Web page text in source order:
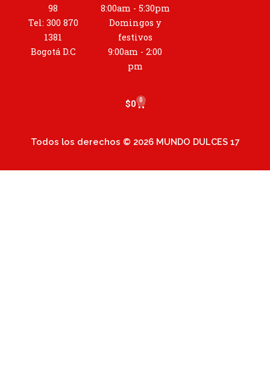
98
Tel: 300 870
1381
Bogotá D.C
8:00am - 5:30pm
Domingos y
festivos
9:00am - 2:00
pm
$0 0
Cart
Todos los derechos © 2026 MUNDO DULCES 17